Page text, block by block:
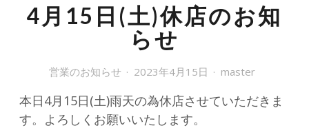
4月15日(土)休店のお知
らせ
営業のお知らせ 2023年4月15日 master
本日4月15日(土)雨天の為休店させていただきま
す。よろしくお願いいたします。